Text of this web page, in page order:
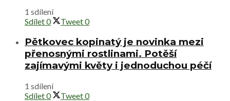
1 sdílení
Sdílet0 Tweet0
Pětkovec kopinatý je novinka mezi
přenosnými rostlinami. Potěší
zajímavými květy i jednoduchou péčí
1 sdílení
Sdílet0 Tweet0